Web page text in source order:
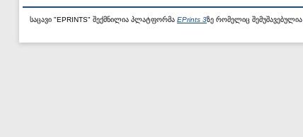
საცავი "EPRINTS" შექმნილია პლატფორმა EPrints 3ზე რომელიც შემუშავებულია